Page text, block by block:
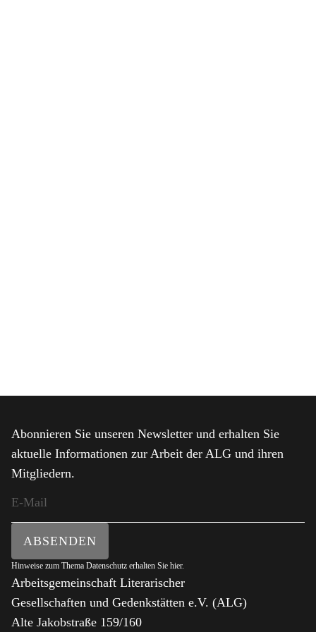
Abonnieren Sie unseren Newsletter und erhalten Sie
aktuelle Informationen zur Arbeit der ALG und ihren
Mitgliedern.
ABSENDEN
Hinweise zum Thema Datenschutz erhalten Sie hier.
Arbeitsgemeinschaft Literarischer
Gesellschaften und Gedenkstätten e.V. (ALG)
Alte Jakobstraße 159/160